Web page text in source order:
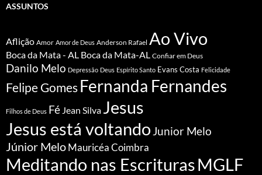
ASSUNTOS
Aflição Amor Amor de Deus Anderson Rafael Ao Vivo
Boca da Mata - AL Boca da Mata-AL Confiar em Deus
Danilo Melo Depressão Deus Espírito Santo Evans Costa Felicidade
Felipe Gomes Fernanda Fernandes
Filhos de Deus Fé Jean Silva Jesus
Jesus está voltando Junior Melo
Júnior Melo Mauricéa Coimbra
Meditando nas EscriturasMGLF